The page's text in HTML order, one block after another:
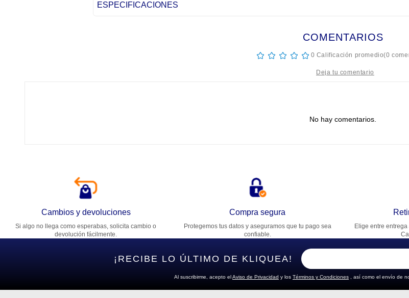
ESPECIFICACIONES
COMENTARIOS
☆ ☆ ☆ ☆ ☆ 0 Calificación promedio(0
Dirección de email
Escribe un comentario
No hay comentarios.
Cambios y devoluciones
Si algo no llega como esperabas, solicita cambio o
devolución fácilmente.
Compra segura
Protegemos tus datos y aseguramos que tu pago sea
confiable.
Elige entre
¡RECIBE LO ÚLTIMO DE KLIQUEA!
Al suscribirme, acepto elAviso de Privacidad y los Términos y Condiciones , así como el envío de